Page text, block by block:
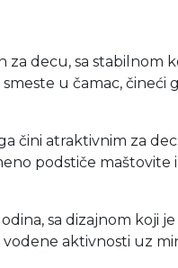
decu, sa
u čamac,
čini atraktivnim za
podstiče maštovite
sa dizajnom koji
aktivnosti uz